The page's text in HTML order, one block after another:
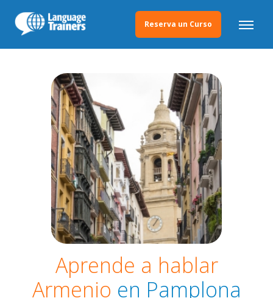
Reserva un Curso
Aprende a hablar
Armenio en Pamplona